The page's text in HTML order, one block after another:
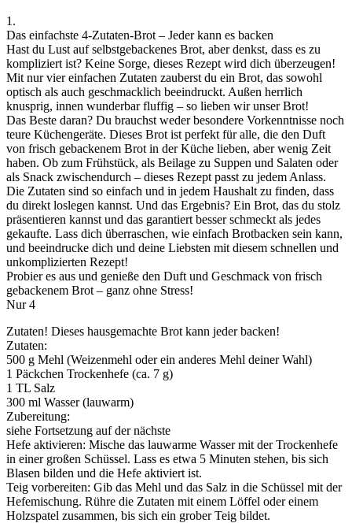
1.
Das einfachste 4-Zutaten-Brot – Jeder kann es backen
Hast du Lust auf selbstgebackenes Brot, aber denkst, dass es zu
kompliziert ist? Keine Sorge, dieses Rezept wird dich überzeugen!
Mit nur vier einfachen Zutaten zauberst du ein Brot, das sowohl
optisch als auch geschmacklich beeindruckt. Außen herrlich
knusprig, innen wunderbar fluffig – so lieben wir unser Brot!
Das Beste daran? Du brauchst weder besondere Vorkenntnisse noch
teure Küchengeräte. Dieses Brot ist perfekt für alle, die den Duft
von frisch gebackenem Brot in der Küche lieben, aber wenig Zeit
haben. Ob zum Frühstück, als Beilage zu Suppen und Salaten oder
als Snack zwischendurch – dieses Rezept passt zu jedem Anlass.
Die Zutaten sind so einfach und in jedem Haushalt zu finden, dass
du direkt loslegen kannst. Und das Ergebnis? Ein Brot, das du stolz
präsentieren kannst und das garantiert besser schmeckt als jedes
gekaufte. Lass dich überraschen, wie einfach Brotbacken sein kann,
und beeindrucke dich und deine Liebsten mit diesem schnellen und
unkomplizierten Rezept!
Probier es aus und genieße den Duft und Geschmack von frisch
gebackenem Brot – ganz ohne Stress!
Nur 4
Zutaten! Dieses hausgemachte Brot kann jeder backen!
Zutaten:
500 g Mehl (Weizenmehl oder ein anderes Mehl deiner Wahl)
1 Päckchen Trockenhefe (ca. 7 g)
1 TL Salz
300 ml Wasser (lauwarm)
Zubereitung:
siehe Fortsetzung auf der nächste
Hefe aktivieren: Mische das lauwarme Wasser mit der Trockenhefe
in einer großen Schüssel. Lass es etwa 5 Minuten stehen, bis sich
Blasen bilden und die Hefe aktiviert ist.
Teig vorbereiten: Gib das Mehl und das Salz in die Schüssel mit der
Hefemischung. Rühre die Zutaten mit einem Löffel oder einem
Holzspatel zusammen, bis sich ein grober Teig bildet.